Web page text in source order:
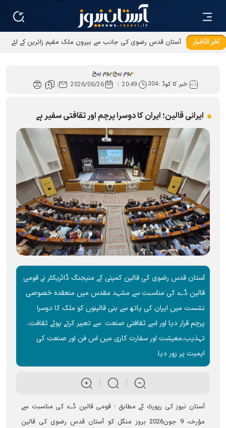
آخر الأخبار
آستان قدس رضوی کی جانب سے بیرون ملک مقیم زائرین کے لئے
ہوم پیج ہوم پیج
خبر کا کوڈ :304
20:49
2026/06/26
ایرانی قالین؛ ایران کا دوسرا پرچم اور ثقافتی سفیر ہے
آستان قدس رضوی کی قالین کمپنی کے منیجنگ ڈائریکٹر نے قومی
قالین ڈے کی مناسبت سے مشہد مقدس میں منعقدہ خصوصی
نشست میں ایران کی ہاتھ سے بنی قالینوں کو ملک کا دوسرا
پرچم قرار دیا اور اسے ثقافتی صنعت سے تعبیر کرتے ہوئے ثقافت،
تہذیب،معیشت اور سفارت کاری میں اس فن اور صنعت کی
اہمیت پر زور دیا۔
آستان نیوز کی رپورٹ کے مطابق ؛ قومی قالین ڈے کی مناسبت سے
مؤرخہ 9 جون2026 بروز منگل کو آستان قدس رضوی کی قالین